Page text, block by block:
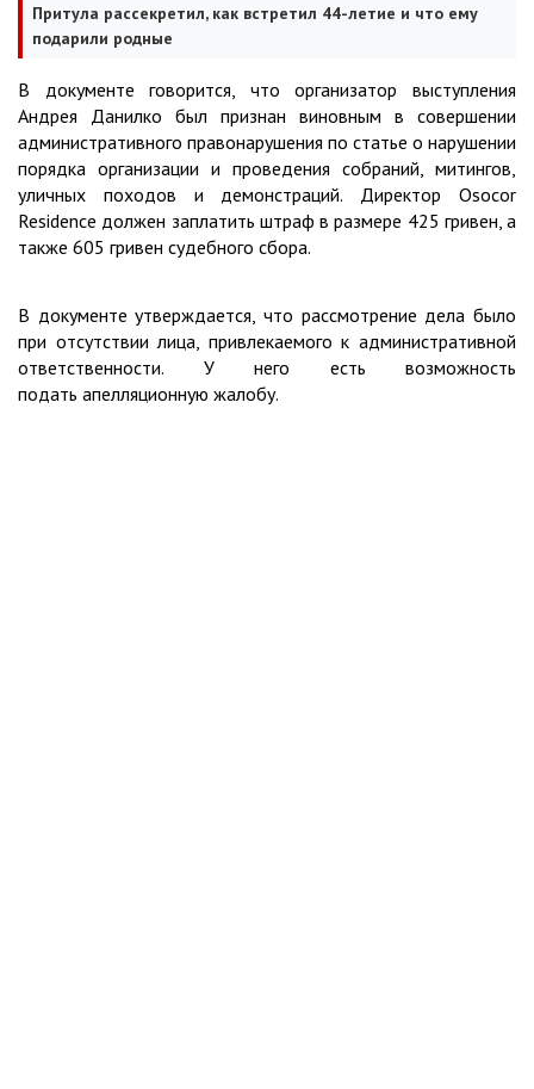
Притула рассекретил, как встретил 44-летие и что ему
подарили родные
В документе говорится, что организатор выступления
Андрея Данилко был признан виновным в совершении
административного правонарушения по статье о нарушении
порядка организации и проведения собраний, митингов,
уличных походов и демонстраций. Директор Osocor
Residence должен заплатить штраф в размере 425 гривен, а
также 605 гривен судебного сбора.
В документе утверждается, что рассмотрение дела было
при отсутствии лица, привлекаемого к административной
ответственности. У него есть возможность
подать апелляционную жалобу.